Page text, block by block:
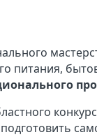
питания,